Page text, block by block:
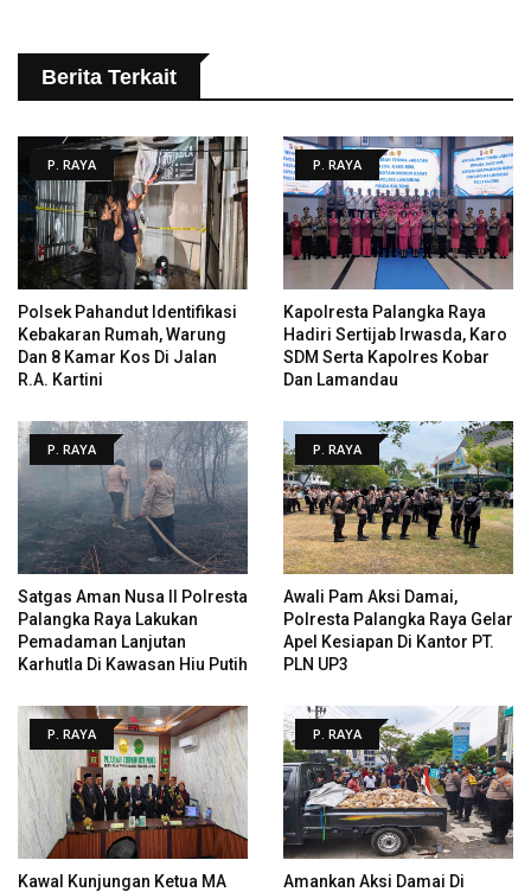
Berita Terkait
P. RAYA
Polsek Pahandut Identifikasi
Kebakaran Rumah, Warung
Dan 8 Kamar Kos Di Jalan
R.A. Kartini
P. RAYA
Kapolresta Palangka Raya
Hadiri Sertijab Irwasda, Karo
SDM Serta Kapolres Kobar
Dan Lamandau
P. RAYA
Satgas Aman Nusa II Polresta
Palangka Raya Lakukan
Pemadaman Lanjutan
Karhutla Di Kawasan Hiu Putih
P. RAYA
Awali Pam Aksi Damai,
Polresta Palangka Raya Gelar
Apel Kesiapan Di Kantor PT.
PLN UP3
P. RAYA
Kawal Kunjungan Ketua MA
P. RAYA
Amankan Aksi Damai Di